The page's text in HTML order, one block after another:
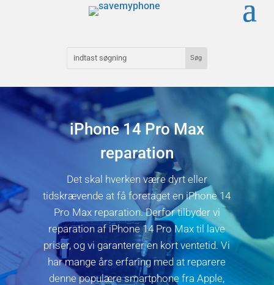
iPhone 14 Pro Max
reparation
Det skal hverken være dyrt eller
tidskrævende at få foretaget en iPhone 14
Pro Max reparation. Derfor tilbyder vi
reparation af iPhone 14 Pro Max til lave
priser, og vi garanterer en kort ventetid. Vi
har mange års erfaring med at reparere
denne populære smartphone fra Apple,